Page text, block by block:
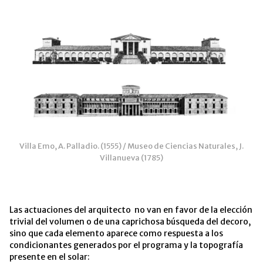
Villa Emo, A. Palladio. (1555) / Museo de Ciencias Naturales, J.
Villanueva (1785)
Las actuaciones del arquitecto no van en favor de la elección
trivial del volumen o de una caprichosa búsqueda del decoro,
sino que cada elemento aparece como respuesta a los
condicionantes generados por el programa y la topografía
presente en el solar: